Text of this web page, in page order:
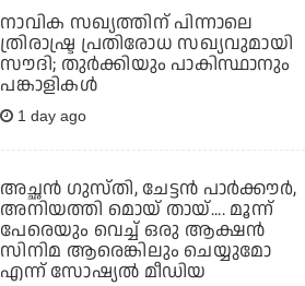
നാവിക സഖ്യത്തിന് പിന്നാലെ
ത്രിരാഷ്ട്ര പ്രതിരോധ സഖ്യവുമായി
സൗദി; തുര്‍ക്കിയും പാകിസ്ഥാനും
പങ്കാളികള്‍
1 day ago
അച്ഛന്‍ ഗുസ്തി, ചേട്ടന്‍ പാര്‍ക്കൗര്‍,
അനിയത്തി മൊയ് തായ്.... മൂന്ന്
പേരെയും വെച്ച് ഒരു ആക്ഷന്‍
സിനിമ ആരെങ്കിലും ചെയ്യുമോ
എന്ന് സോഷ്യല്‍ മീഡിയ